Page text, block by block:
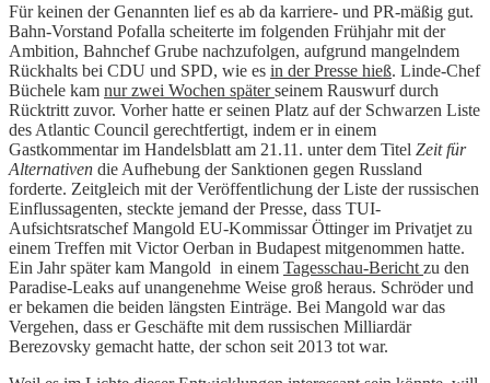
Für keinen der Genannten lief es ab da karriere- und PR-mäßig gut.
Bahn-Vorstand Pofalla scheiterte im folgenden Frühjahr mit der
Ambition, Bahnchef Grube nachzufolgen, aufgrund mangelndem
Rückhalts bei CDU und SPD, wie es in der Presse hieß. Linde-Chef
Büchele kam nur zwei Wochen späterseinem Rauswurf durch
Rücktritt zuvor. Vorher hatte er seinen Platz auf der Schwarzen Liste
des Atlantic Council gerechtfertigt, indem er in einem
Gastkommentar im Handelsblatt am 21.11. unter dem Titel Zeit für
Alternativen die Aufhebung der Sanktionen gegen Russland
forderte. Zeitgleich mit der Veröffentlichung der Liste der russischen
Einflussagenten, steckte jemand der Presse, dass TUI-
Aufsichtsratschef Mangold EU-Kommissar Öttinger im Privatjet zu
einem Treffen mit Victor Oerban in Budapest mitgenommen hatte.
Ein Jahr später kam Mangold in einem Tagesschau-Bericht zu den
Paradise-Leaks auf unangenehme Weise groß heraus. Schröder und
er bekamen die beiden längsten Einträge. Bei Mangold war das
Vergehen, dass er Geschäfte mit dem russischen Milliardär
Berezovsky gemacht hatte, der schon seit 2013 tot war.